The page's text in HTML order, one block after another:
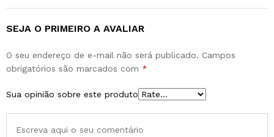
SEJA O PRIMEIRO A AVALIAR
O seu endereço de e-mail não será publicado. Campos
obrigatórios são marcados com *
Sua opinião sobre este produto